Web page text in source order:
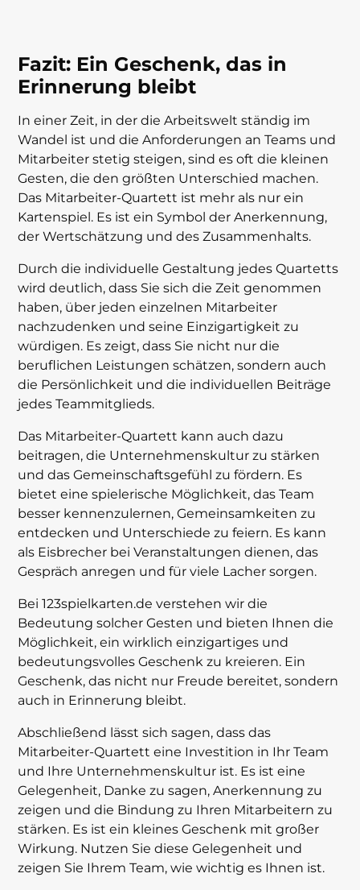
Fazit: Ein Geschenk, das in
Erinnerung bleibt
In einer Zeit, in der die Arbeitswelt ständig im
Wandel ist und die Anforderungen an Teams und
Mitarbeiter stetig steigen, sind es oft die kleinen
Gesten, die den größten Unterschied machen.
Das Mitarbeiter-Quartett ist mehr als nur ein
Kartenspiel. Es ist ein Symbol der Anerkennung,
der Wertschätzung und des Zusammenhalts.
Durch die individuelle Gestaltung jedes Quartetts
wird deutlich, dass Sie sich die Zeit genommen
haben, über jeden einzelnen Mitarbeiter
nachzudenken und seine Einzigartigkeit zu
würdigen. Es zeigt, dass Sie nicht nur die
beruflichen Leistungen schätzen, sondern auch
die Persönlichkeit und die individuellen Beiträge
jedes Teammitglieds.
Das Mitarbeiter-Quartett kann auch dazu
beitragen, die Unternehmenskultur zu stärken
und das Gemeinschaftsgefühl zu fördern. Es
bietet eine spielerische Möglichkeit, das Team
besser kennenzulernen, Gemeinsamkeiten zu
entdecken und Unterschiede zu feiern. Es kann
als Eisbrecher bei Veranstaltungen dienen, das
Gespräch anregen und für viele Lacher sorgen.
Bei 123spielkarten.de verstehen wir die
Bedeutung solcher Gesten und bieten Ihnen die
Möglichkeit, ein wirklich einzigartiges und
bedeutungsvolles Geschenk zu kreieren. Ein
Geschenk, das nicht nur Freude bereitet, sondern
auch in Erinnerung bleibt.
Abschließend lässt sich sagen, dass das
Mitarbeiter-Quartett eine Investition in Ihr Team
und Ihre Unternehmenskultur ist. Es ist eine
Gelegenheit, Danke zu sagen, Anerkennung zu
zeigen und die Bindung zu Ihren Mitarbeitern zu
stärken. Es ist ein kleines Geschenk mit großer
Wirkung. Nutzen Sie diese Gelegenheit und
zeigen Sie Ihrem Team, wie wichtig es Ihnen ist.